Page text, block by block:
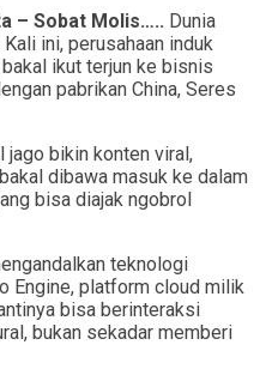
– Sobat Molis….. Dunia
ini, perusahaan induk
ikut terjun ke bisnis
pabrikan China, Seres
jago bikin konten viral,
dibawa masuk ke dalam
bisa diajak ngobrol
teknologi
Engine, platform cloud milik
bisa berinteraksi
bukan sekadar memberi